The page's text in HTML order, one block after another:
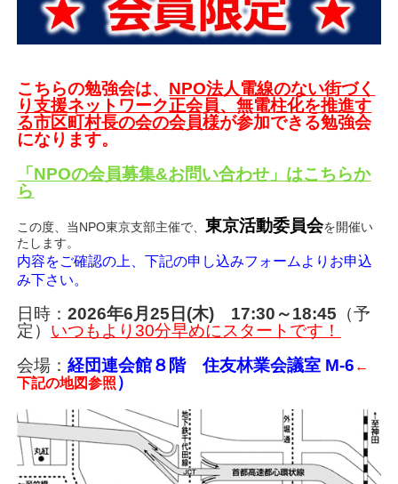
こちらの勉強会は、 NPO法人電線のない街づく
り支援ネットワーク正会員、無電柱化を推進す
る市区町村長の会の会員様が参加できる勉強会
になります。
「NPOの会員募集&お問い合わせ」はこちらか
ら
この度、当NPO東京支部主催で、 東京活動委員会を開催い
たします。
内容をご確認の上、下記の申し込みフォームよりお申込
み下さい。
日時：2026年6月25日(木) 17:30～18:45 （予
定） いつもより30分早めにスタートです！
会場：経団連会館８階 住友林業会議室 M-6 ←
下記の地図参照 ）